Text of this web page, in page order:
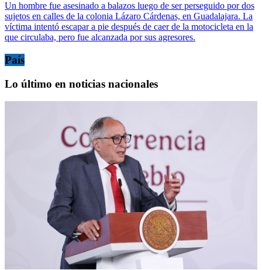
Un hombre fue asesinado a balazos luego de ser perseguido por dos
sujetos en calles de la colonia Lázaro Cárdenas, en Guadalajara. La
víctima intentó escapar a pie después de caer de la motocicleta en la
que circulaba, pero fue alcanzada por sus agresores.
País
Lo último en noticias nacionales